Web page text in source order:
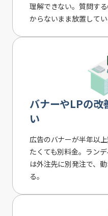
理解できない。質問す
からないまま放置してい
バナーやLPの改
い
広告のバナーが半年以
たくても別料金。ラン
は外注先に別発注で、
る。